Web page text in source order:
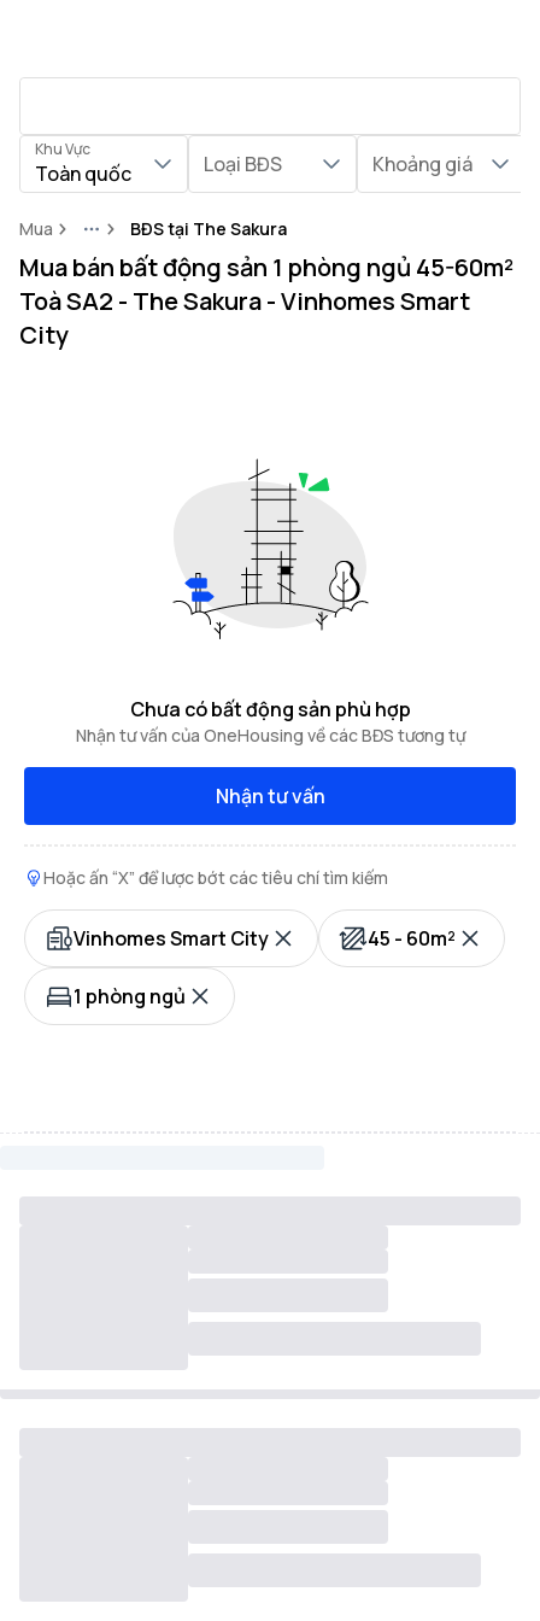
Khu Vực
Toàn quốc Loại BĐS Khoảng giá
Mua MoreBĐS tại The Sakura
Mua bán bất động sản 1 phòng ngủ 45-60m²
Toà SA2 - The Sakura - Vinhomes Smart
City
Chưa có bất động sản phù hợp
Nhận tư vấn của OneHousing về các BĐS tương tự
Nhận tư vấn
Hoặc ấn “X” để lược bớt các tiêu chí tìm kiếm
Vinhomes Smart City 45 - 60m²
1 phòng ngủ